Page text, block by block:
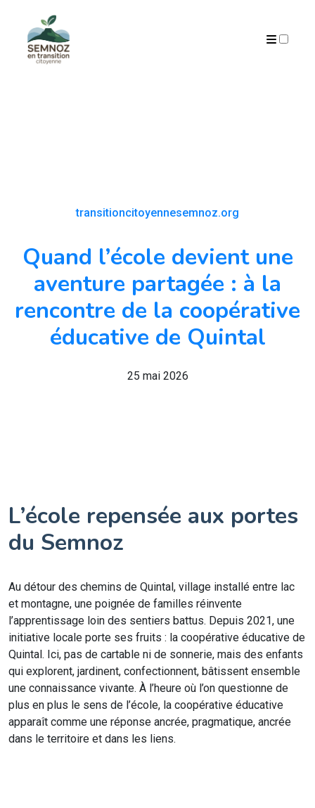
transitioncitoyennesemnoz.org
Quand l’école devient une
aventure partagée : à la
rencontre de la coopérative
éducative de Quintal
25 mai 2026
L’école repensée aux portes
du Semnoz
Au détour des chemins de Quintal, village installé entre lac
et montagne, une poignée de familles réinvente
l’apprentissage loin des sentiers battus. Depuis 2021, une
initiative locale porte ses fruits : la coopérative éducative de
Quintal. Ici, pas de cartable ni de sonnerie, mais des enfants
qui explorent, jardinent, confectionnent, bâtissent ensemble
une connaissance vivante. À l’heure où l’on questionne de
plus en plus le sens de l’école, la coopérative éducative
apparaît comme une réponse ancrée, pragmatique, ancrée
dans le territoire et dans les liens.